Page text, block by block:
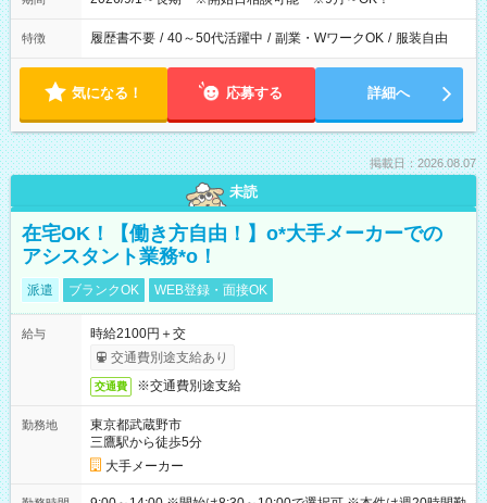
特徴 履歴書不要 / 40～50代活躍中 / 副業・WワークOK / 服装自由
気になる！ 応募する 詳細へ
掲載日：2026.08.07
未読
在宅OK！【働き方自由！】o*大手メーカーでの
アシスタント業務*o！
派遣 ブランクOK WEB登録・面接OK
給与
時給2100円＋交
交通費別途支給あり
交通費 ※交通費別途支給
勤務地
東京都武蔵野市
三鷹駅から徒歩5分
大手メーカー